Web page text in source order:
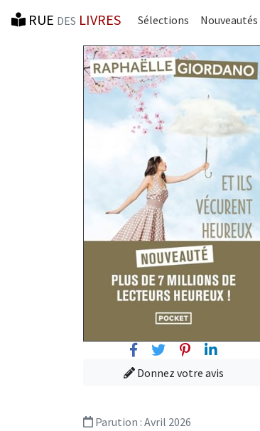
RUE DES LIVRES Sélections Nouveautés
FacebookTwitterPinterest
Linkedin
Donnez votre avis
Parution : Avril 2026